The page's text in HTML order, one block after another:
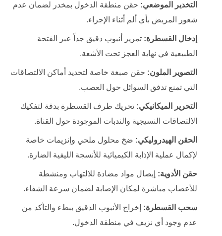
التخدير الموضعي: حقن منطقة الدخول بمخدر لضمان عدم
شعور المريض بأي ألم أثناء الإجراء.
إدخال القسطرة: تمرير أنبوب دقيق جداً عبر الفتحة
الطبيعية في نهاية العجز تحت الأشعة.
التصوير الملون: حقن صبغة خاصة لتحديد أماكن الالتصاقات
التي تمنع تدفق السوائل حول العصب.
التحرير الميكانيكي: تحريك طرف القسطرة بدقة لتفكيك
الالتصاقات النسيجية والندبات الموجودة حول القناة.
الحقن الهيدروليكي: ضخ محلول ملحي وإنزيمات خاصة
لإكمال عملية الإذابة الكيميائية للأنسجة الليفية الضارة.
حقن الأدوية: إيصال مواد مضادة للالتهاب ومنشطة
للأعصاب مباشرة لمكان الإصابة لضمان سرعة الشفاء.
سحب القسطرة: إخراج الأنبوب الدقيق ببطء والتأكد من
عدم وجود أي نزيف في منطقة الدخول.